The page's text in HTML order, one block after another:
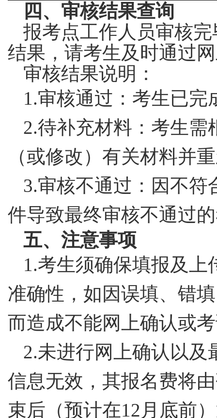
四、审核结果查询
报考点工作人员审核
结果，请考生及时通过
审核结果说明：
1.审核通过：考生已完
2.待补充材料：考生需
（或修改）有关材料并
3.审核不通过：因不符
件导致最终审核不通过
五、注意事项
1.考生须确保填报及上
准确性，如因误填、错
而造成不能网上确认或
2.未进行网上确认以及
信息无效，其报名费将
束后（预计在12 月底前